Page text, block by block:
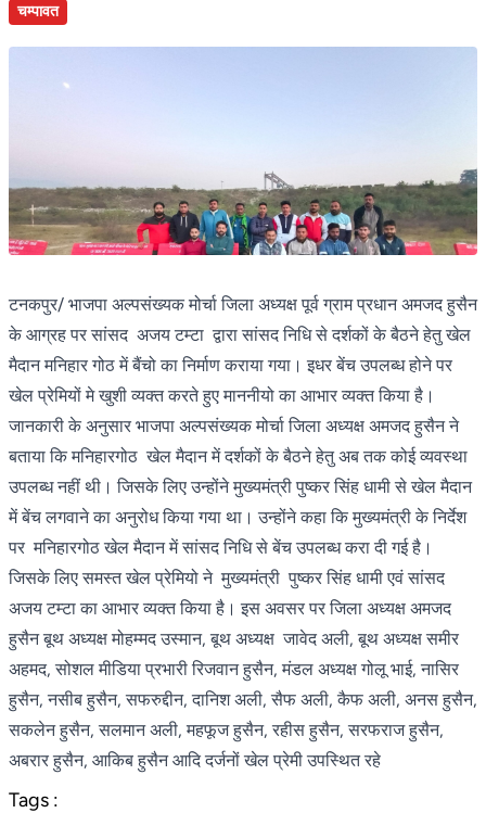
चम्पावत
टनकपुर/ भाजपा अल्पसंख्यक मोर्चा जिला अध्यक्ष पूर्व ग्राम प्रधान अमजद हुसैन
के आग्रह पर सांसद अजय टम्टा द्वारा सांसद निधि से दर्शकों के बैठने हेतु खेल
मैदान मनिहार गोठ में बैंचो का निर्माण कराया गया। इधर बेंच उपलब्ध होने पर
खेल प्रेमियों मे खुशी व्यक्त करते हुए माननीयो का आभार व्यक्त किया है।
जानकारी के अनुसार भाजपा अल्पसंख्यक मोर्चा जिला अध्यक्ष अमजद हुसैन ने
बताया कि मनिहारगोठ खेल मैदान में दर्शकों के बैठने हेतु अब तक कोई व्यवस्था
उपलब्ध नहीं थी। जिसके लिए उन्होंने मुख्यमंत्री पुष्कर सिंह धामी से खेल मैदान
में बेंच लगवाने का अनुरोध किया गया था। उन्होंने कहा कि मुख्यमंत्री के निर्देश
पर मनिहारगोठ खेल मैदान में सांसद निधि से बेंच उपलब्ध करा दी गई है।
जिसके लिए समस्त खेल प्रेमियो ने मुख्यमंत्री पुष्कर सिंह धामी एवं सांसद
अजय टम्टा का आभार व्यक्त किया है। इस अवसर पर जिला अध्यक्ष अमजद
हुसैन बूथ अध्यक्ष मोहम्मद उस्मान, बूथ अध्यक्ष जावेद अली, बूथ अध्यक्ष समीर
अहमद, सोशल मीडिया प्रभारी रिजवान हुसैन, मंडल अध्यक्ष गोलू भाई, नासिर
हुसैन, नसीब हुसैन, सफरुद्दीन, दानिश अली, सैफ अली, कैफ अली, अनस हुसैन,
सकलेन हुसैन, सलमान अली, महफूज हुसैन, रहीस हुसैन, सरफराज हुसैन,
अबरार हुसैन, आकिब हुसैन आदि दर्जनों खेल प्रेमी उपस्थित रहे
Tags :